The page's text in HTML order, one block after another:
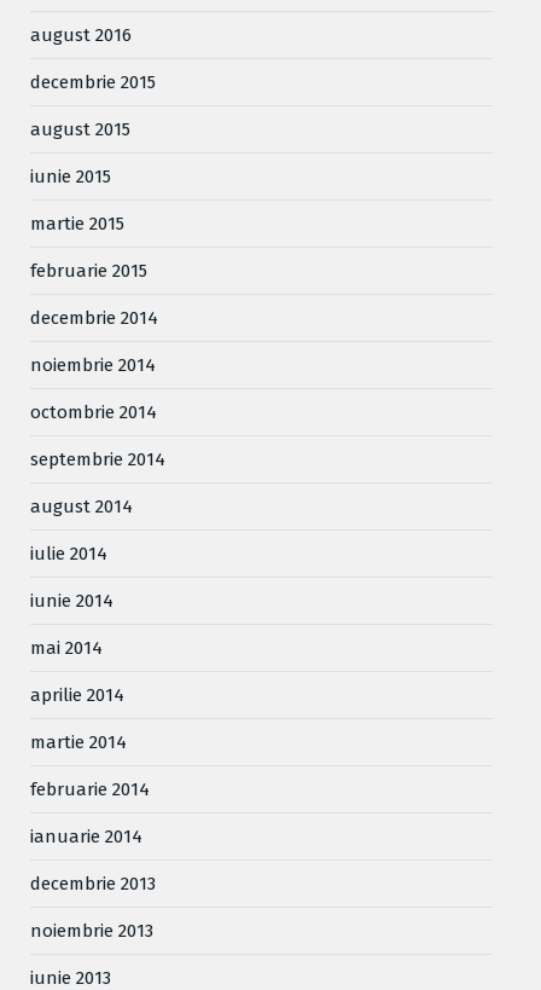
august 2016
decembrie 2015
august 2015
iunie 2015
martie 2015
februarie 2015
decembrie 2014
noiembrie 2014
octombrie 2014
septembrie 2014
august 2014
iulie 2014
iunie 2014
mai 2014
aprilie 2014
martie 2014
februarie 2014
ianuarie 2014
decembrie 2013
noiembrie 2013
iunie 2013